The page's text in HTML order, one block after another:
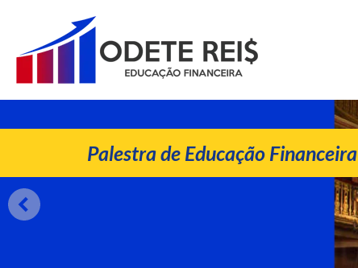
ODETE REIS
Palestrante de Educação Financeira
Palestra de Educação Financeira